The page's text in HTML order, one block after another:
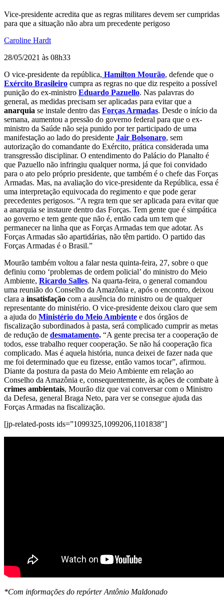
Vice-presidente acredita que as regras militares devem ser cumpridas
para que a situação não abra um precedente perigoso
Caroline Hardt
28/05/2021 às 08h33
O vice-presidente da república, Hamilton Mourão, defende que o
Exército Brasileiro cumpra as regras no que diz respeito a possível
punição do ex-ministro Eduardo Pazuello. Nas palavras do
general, as medidas precisam ser aplicadas para evitar que a
anarquia se instale dentro das Forças Armadas. Desde o início da
semana, aumentou a pressão do governo federal para que o ex-
ministro da Saúde não seja punido por ter participado de uma
manifestação ao lado do presidente Jair Bolsonaro, sem
autorização do comandante do Exército, prática considerada uma
transgressão disciplinar. O entendimento do Palácio do Planalto é
que Pazuello não infringiu qualquer norma, já que foi convidado
para o ato pelo próprio presidente, que também é o chefe das Forças
Armadas. Mas, na avaliação do vice-presidente da República, essa é
uma interpretação equivocada do regimento e que pode gerar
precedentes perigosos. “A regra tem que ser aplicada para evitar que
a anarquia se instaure dentro das Forças. Tem gente que é simpática
ao governo e tem gente que não é, então cada um tem que
permanecer na linha que as Forças Armadas tem que adotar. As
Forças Armadas são apartidárias, não têm partido. O partido das
Forças Armadas é o Brasil.”
Mourão também voltou a falar nesta quinta-feira, 27, sobre o que
definiu como ‘problemas de ordem policial’ do ministro do Meio
Ambiente, Ricardo Salles. Na quarta-feira, o general comandou
uma reunião do Conselho da Amazônia e, após o encontro, deixou
clara a insatisfação com a ausência do ministro ou de qualquer
representante do ministério. O vice-presidente deixou claro que sem
a ajuda do Ministério do Meio Ambiente e dos órgãos de
fiscalização subordinados à pasta, será complicado cumprir as metas
de redução de desmatamento. “A gente precisa ter a cooperação de
todos, esse trabalho requer cooperação. Se não há cooperação fica
complicado. Mas é aquela história, nunca deixei de fazer nada que
me foi determinado que eu fizesse, então vamos tocar”, afirmou.
Diante da postura da pasta do Meio Ambiente em relação ao
Conselho da Amazônia e, consequentemente, às ações de combate à
crimes ambientais, Mourão diz que vai conversar com o Ministro
da Defesa, general Braga Neto, para ver se consegue ajuda das
Forças Armadas na fiscalização.
[jp-related-posts ids=”1099325,1099206,1101838″]
*Com informações do repórter Antônio Maldonado